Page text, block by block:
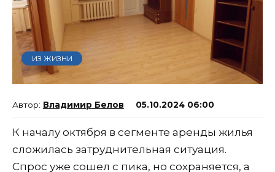
ИЗ ЖИЗНИ
Владимир Белов 05.10.2024 06:00
К началу октября в сегменте аренды жилья
сложилась затруднительная ситуация.
Спрос уже сошел с пика, но сохраняется, а